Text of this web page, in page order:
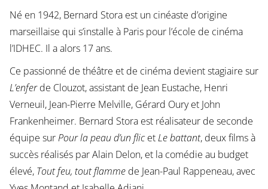
Né en 1942, Bernard Stora est un cinéaste d’origine
marseillaise qui s’installe à Paris pour l’école de cinéma
l’IDHEC. Il a alors 17 ans.
Ce passionné de théâtre et de cinéma devient stagiaire sur
L’enferde Clouzot, assistant de Jean Eustache, Henri
Verneuil, Jean-Pierre Melville, Gérard Oury et John
Frankenheimer. Bernard Stora est réalisateur de seconde
équipe surPour la peau d’un flicetLe battant, deux films à
succès réalisés par Alain Delon, et la comédie au budget
élevé, Tout feu, tout flammede Jean-Paul Rappeneau, avec